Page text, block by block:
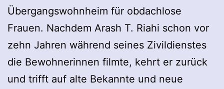
Übergangswohnheim für obdachlose
Frauen. Nachdem Arash T. Riahi schon vor
zehn Jahren während seines Zivildienstes
die Bewohnerinnen filmte, kehrt er zurück
und trifft auf alte Bekannte und neue